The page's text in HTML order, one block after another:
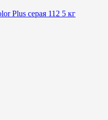
Plus серая 112 5 кг